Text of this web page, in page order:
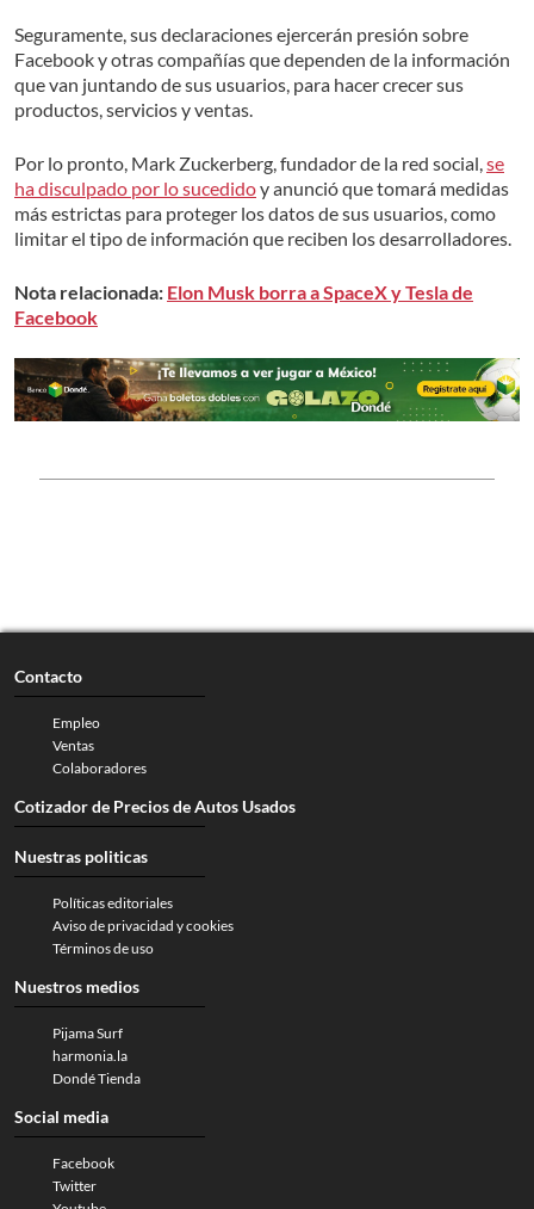
Seguramente, sus declaraciones ejercerán presión sobre
Facebook y otras compañías que dependen de la información
que van juntando de sus usuarios, para hacer crecer sus
productos, servicios y ventas.
Por lo pronto, Mark Zuckerberg, fundador de la red social,se
ha disculpado por lo sucedidoy anunció que tomará medidas
más estrictas para proteger los datos de sus usuarios, como
limitar el tipo de información que reciben los desarrolladores.
Nota relacionada: Elon Musk borra a SpaceX y Tesla de
Facebook
Contacto
Empleo
Ventas
Colaboradores
Cotizador de Precios de Autos Usados
Nuestras politicas
Políticas editoriales
Aviso de privacidad y cookies
Términos de uso
Nuestros medios
Pijama Surf
harmonia.la
Dondé Tienda
Social media
Facebook
Twitter